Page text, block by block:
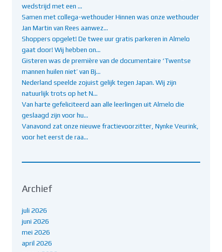
wedstrijd met een …
Samen met collega-wethouder Hinnen was onze wethouder
Jan Martin van Rees aanwez…
Shoppers opgelet! De twee uur gratis parkeren in Almelo
gaat door! Wij hebben on…
Gisteren was de première van de documentaire ‘Twentse
mannen huilen niet’ van Bj…
Nederland speelde zojuist gelijk tegen Japan. Wij zijn
natuurlijk trots op het N…
Van harte gefeliciteerd aan alle leerlingen uit Almelo die
geslaagd zijn voor hu…
Vanavond zat onze nieuwe fractievoorzitter, Nynke Veurink,
voor het eerst de raa…
Archief
juli 2026
juni 2026
mei 2026
april 2026